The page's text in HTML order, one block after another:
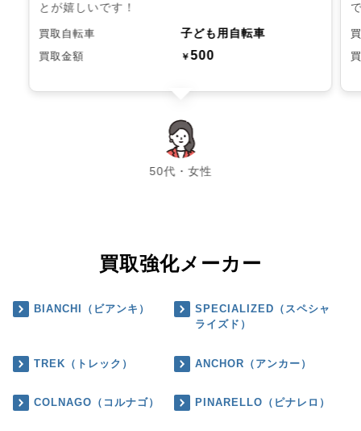
とが嬉しいです！
買取自転車 子ども用自転車
買取金額 ￥500
50代・女性
chevron_left chevron_right
買取強化メーカー
BIANCHI（ビアンキ）
SPECIALIZED（スペシャ
ライズド）
TREK（トレック） ANCHOR（アンカー）
COLNAGO（コルナゴ） PINARELLO（ピナレロ）